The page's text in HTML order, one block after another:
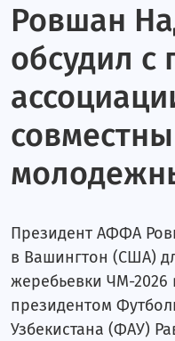
Марина Танкацкая.
Марина Танкацкая.
Валерия Коротенко.
Валерия Коротенко.
Элен и Лейла. Часть II
Турнирная таблица
Календарь и
Анкета
Ровшан
обсудил с
Президент АФФА
в Вашингтон (США)
жеребьевки ЧМ-2026
президентом
Узбекистана (ФАУ)